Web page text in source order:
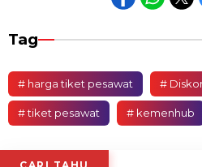
Tag
# harga tiket pesawat #
# tiket pesawat # kemenhub